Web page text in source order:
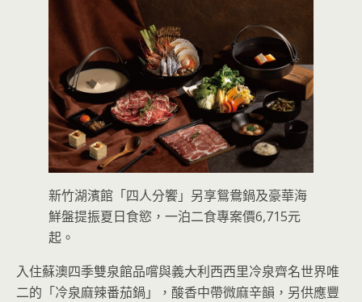
新竹湖濱館「四人分饗」另享鴛鴦鍋及豪華海
鮮盤提振夏日食慾，一泊二食專案價6,715元
起。
入住蘇澳四季雙泉館品嚐與義大利西西里冷泉齊名世界唯
二的「冷泉麻辣番茄鍋」，酸香中帶微麻辛韻，另供應豐